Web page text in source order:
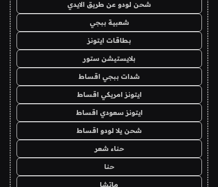
شحن لودو عن طريق الايدي
شعبية ببجي
بطاقات ايتونز
بلايستيشن ستور
شدات ببجي اقساط
ايتونز امريكي اقساط
ايتونز سعودي اقساط
شحن يلا لودو اقساط
حناء شعر
حنا
ماتشا